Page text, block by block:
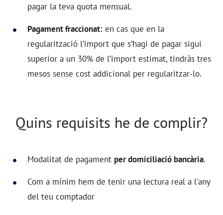
pagar la teva quota mensual.
Pagament fraccionat: en cas que en la
regularització l’import que s’hagi de pagar sigui
superior a un 30% de l’import estimat, tindràs tres
mesos sense cost addicional per regularitzar-lo.
Quins requisits he de complir?
Modalitat de pagament per domiciliació bancària.
Com a mínim hem de tenir una lectura real a l'any
del teu comptador